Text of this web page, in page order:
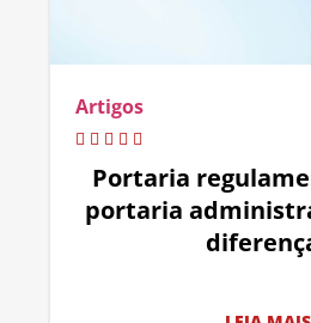
Artigos
Portaria
portaria